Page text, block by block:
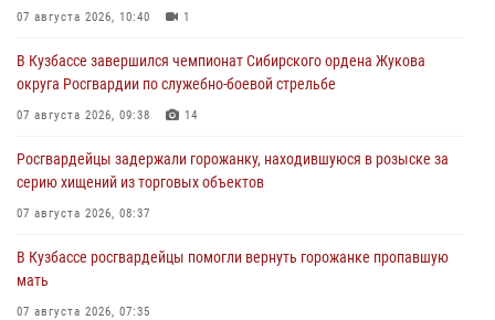
07 августа 2026, 10:40 1
В Кузбассе завершился чемпионат Сибирского ордена Жукова
округа Росгвардии по служебно-боевой стрельбе
07 августа 2026, 09:38 14
Росгвардейцы задержали горожанку, находившуюся в розыске за
серию хищений из торговых объектов
07 августа 2026, 08:37
В Кузбассе росгвардейцы помогли вернуть горожанке пропавшую
мать
07 августа 2026, 07:35